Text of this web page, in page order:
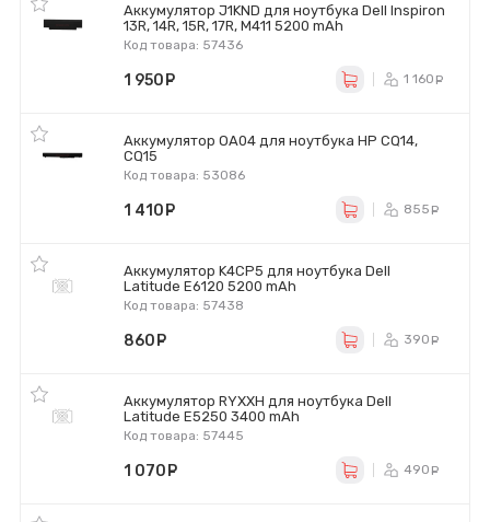
Аккумулятор J1KND для ноутбука Dell Inspiron
13R, 14R, 15R, 17R, M411 5200 mAh
Код товара: 57436
1 950 1 160
Аккумулятор OA04 для ноутбука HP CQ14,
CQ15
Код товара: 53086
1 410 855
Аккумулятор K4CP5 для ноутбука Dell
Latitude E6120 5200 mAh
Код товара: 57438
860 390
Аккумулятор RYXXH для ноутбука Dell
Latitude E5250 3400 mAh
Код товара: 57445
1 070 490